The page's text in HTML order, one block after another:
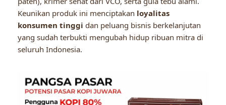
Keunikan produk ini menciptakan loyalitas
konsumen tinggi dan peluang bisnis berkelanjutan
yang sudah terbukti mengubah hidup ribuan mitra di
seluruh Indonesia.